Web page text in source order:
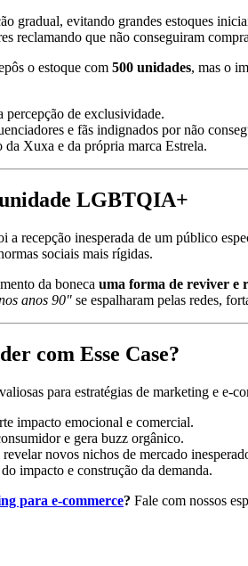
gradual, evitando grandes estoques
reclamando que não conseguiram
o estoque com 500 unidades, mas o
percepção de exclusividade.
e fãs indignados por não
da Xuxa e da própria marca Estrela.
LGBTQIA+
a recepção inesperada de um público
sociais mais rígidas.
da boneca uma forma de reviver e
anos 90" se espalharam pelas redes,
com Esse Case?
para estratégias de marketing e e-
impacto emocional e comercial.
e gera buzz orgânico.
revelar novos nichos de mercado
impacto e construção da demanda.
para e-commerce? Fale com nossos